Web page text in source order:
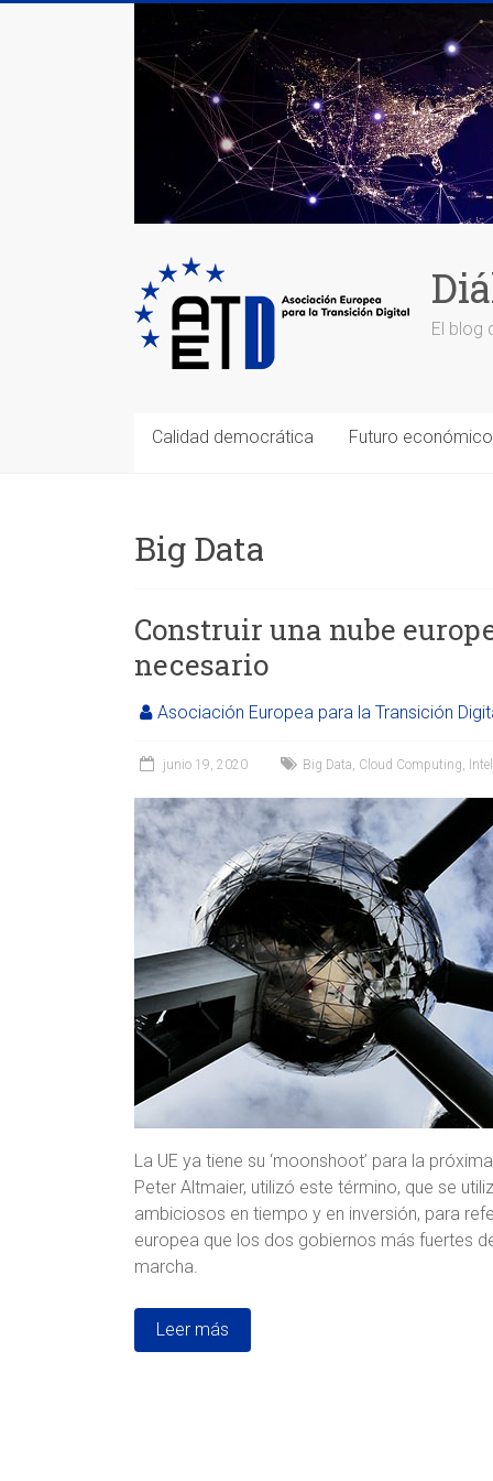
El blog
Calidad democrática Futuro económico
Big Data
Construir una nube
necesario
Asociación Europea para la Transición
junio 19, 2020 Big Data, Cloud Computing,
La UE ya tiene su ‘moonshoot’ para la
Peter Altmaier, utilizó este término, que se
ambiciosos en tiempo y en inversión, para
europea que los dos gobiernos más fuertes
marcha.
Leer más